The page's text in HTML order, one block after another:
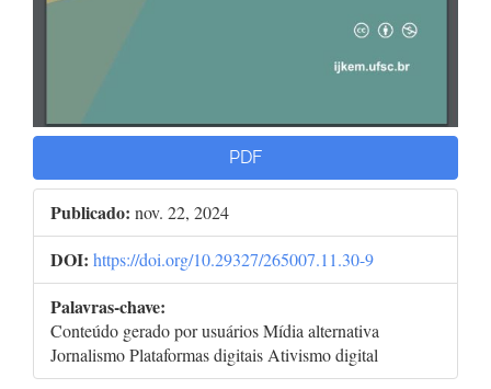
PDF
Publicado: nov. 22, 2024
DOI: https://doi.org/10.29327/265007.11.30-9
Palavras-chave:
Conteúdo gerado por usuários Mídia alternativa
Jornalismo Plataformas digitais Ativismo digital